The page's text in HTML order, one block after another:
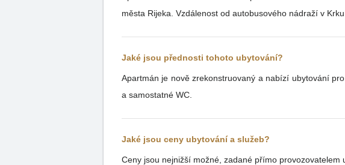
města Rijeka. Vzdálenost od autobusového nádraží v Krku
Jaké jsou přednosti tohoto ubytování?
Apartmán je nově zrekonstruovaný a nabízí ubytování
a samostatné WC.
Jaké jsou ceny ubytování a služeb?
Ceny jsou nejnižší možné, zadané přímo